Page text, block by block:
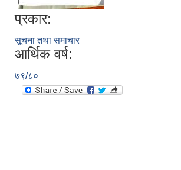
प्रकार:
सूचना तथा समाचार
आर्थिक वर्ष:
७९/८०